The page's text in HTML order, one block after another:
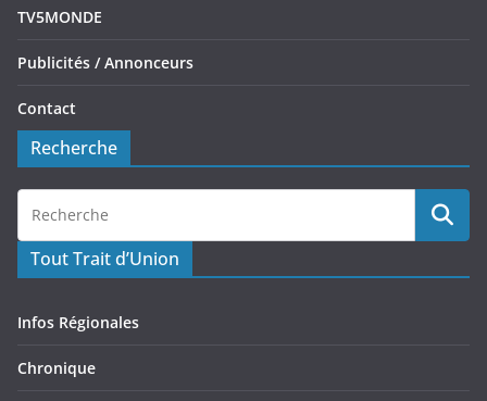
TV5MONDE
Publicités / Annonceurs
Contact
Recherche
Tout Trait d’Union
Infos Régionales
Chronique